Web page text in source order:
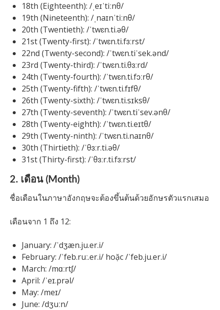
18th (Eighteenth): /ˌeɪˈtiːnθ/
19th (Nineteenth): /ˌnaɪnˈtiːnθ/
20th (Twentieth): /ˈtwɛn.ti.əθ/
21st (Twenty-first): /ˈtwɛn.ti.fɜːrst/
22nd (Twenty-second): /ˈtwɛn.tiˈsek.ənd/
23rd (Twenty-third): /ˈtwɛn.ti.θɜːrd/
24th (Twenty-fourth): /ˈtwɛn.ti.fɔːrθ/
25th (Twenty-fifth): /ˈtwɛn.ti.fɪfθ/
26th (Twenty-sixth): /ˈtwɛn.ti.sɪksθ/
27th (Twenty-seventh): /ˈtwɛn.tiˈsev.ənθ/
28th (Twenty-eighth): /ˈtwɛn.ti.eɪtθ/
29th (Twenty-ninth): /ˈtwɛn.ti.naɪnθ/
30th (Thirtieth): /ˈθɜːr.ti.əθ/
31st (Thirty-first): /ˈθɜːr.ti.fɜːrst/
2. เดือน (Month)
ชื่อเดือนในภาษาอังกฤษจะต้องขึ้นต้นด้วยอักษรตัวแรกเสมอ
เดือนจาก 1 ถึง 12:
January: /ˈdʒæn.ju.er.i/
February: /ˈfeb.ruː.er.i/ hoặc /ˈfeb.ju.er.i/
March: /mɑːrtʃ/
April: /ˈeɪ.prəl/
May: /meɪ/
June: /dʒuːn/